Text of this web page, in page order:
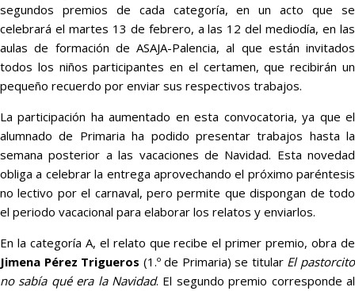
segundos premios de cada categoría, en un acto que se
celebrará el martes 13 de febrero, a las 12 del mediodía, en las
aulas de formación de ASAJA-Palencia, al que están invitados
todos los niños participantes en el certamen, que recibirán un
pequeño recuerdo por enviar sus respectivos trabajos.
La participación ha aumentado en esta convocatoria, ya que el
alumnado de Primaria ha podido presentar trabajos hasta la
semana posterior a las vacaciones de Navidad. Esta novedad
obliga a celebrar la entrega aprovechando el próximo paréntesis
no lectivo por el carnaval, pero permite que dispongan de todo
el periodo vacacional para elaborar los relatos y enviarlos.
En la categoría A, el relato que recibe el primer premio, obra de
Jimena Pérez Trigueros (1.º de Primaria) se titular El pastorcito
no sabía qué era la Navidad. El segundo premio corresponde al